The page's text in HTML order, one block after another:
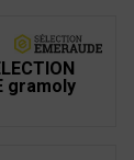
gramoly